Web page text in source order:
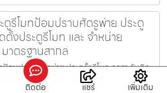
ตูรีโมทป้อมปราบศัตรูพ่าย ประตู
งประตูรีโมท และ จำหน่าย
าตรฐานสากล
ป้อมปราบศัตรูพ่าย ประตูรั้วรีโมท.com รับติด
อเตอร์ประตูรีโมท มาตรฐานสา
ติดต่อ แชร์ เพิ่มเติม